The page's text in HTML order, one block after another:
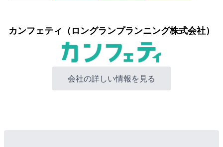
カンフェティ（ロングランプランニング株式会社）
会社の詳しい情報を見る